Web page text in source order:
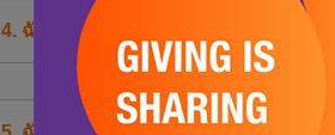
4. ฉันจะล้างคุกกี้ได้อย่างไร?